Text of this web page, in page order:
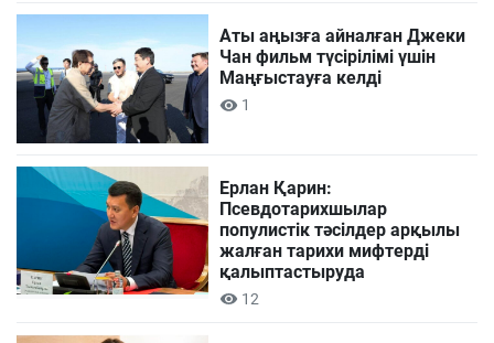
Аты аңызға айналған Джеки
Чан фильм түсірілімі үшін
Маңғыстауға келді
1
Ерлан Қарин:
Псевдотарихшылар
популистік тәсілдер арқылы
жалған тарихи мифтерді
қалыптастыруда
12